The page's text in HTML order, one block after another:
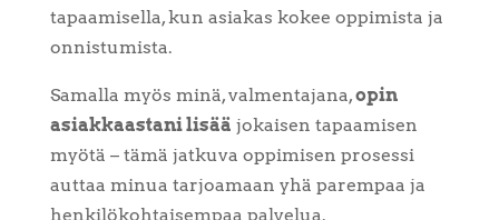
tapaamisella, kun asiakas kokee oppimista ja
onnistumista.
Samalla myös minä, valmentajana,opin
asiakkaastani lisää jokaisen tapaamisen
myötä – tämä jatkuva oppimisen prosessi
auttaa minua tarjoamaan yhä parempaa ja
henkilökohtaisempaa palvelua.